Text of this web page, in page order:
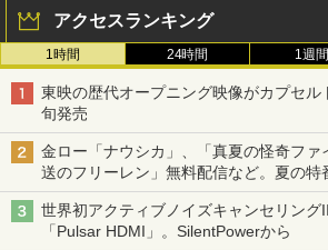
アクセスランキング
1時間 24時間 1週間
東映の歴代オープニング映像がカプセル
旬発売
金ロー「ナウシカ」、「真夏の怪奇ファ
送のフリーレン」無料配信など。夏の特
世界初アクティブノイズキャンセリング
「Pulsar HDMI」。SilentPowerから